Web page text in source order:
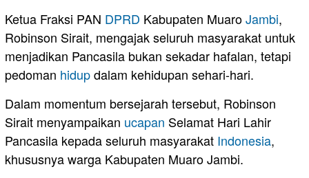
Ketua Fraksi PAN DPRD Kabupaten MuaroJambi,
Robinson Sirait, mengajak seluruh masyarakat untuk
menjadikan Pancasila bukan sekadar hafalan, tetapi
pedoman hidupdalam kehidupan sehari-hari.
Dalam momentum bersejarah tersebut, Robinson
Sirait menyampaikan ucapan Selamat Hari Lahir
Pancasila kepada seluruh masyarakat Indonesia,
khususnya warga Kabupaten Muaro Jambi.